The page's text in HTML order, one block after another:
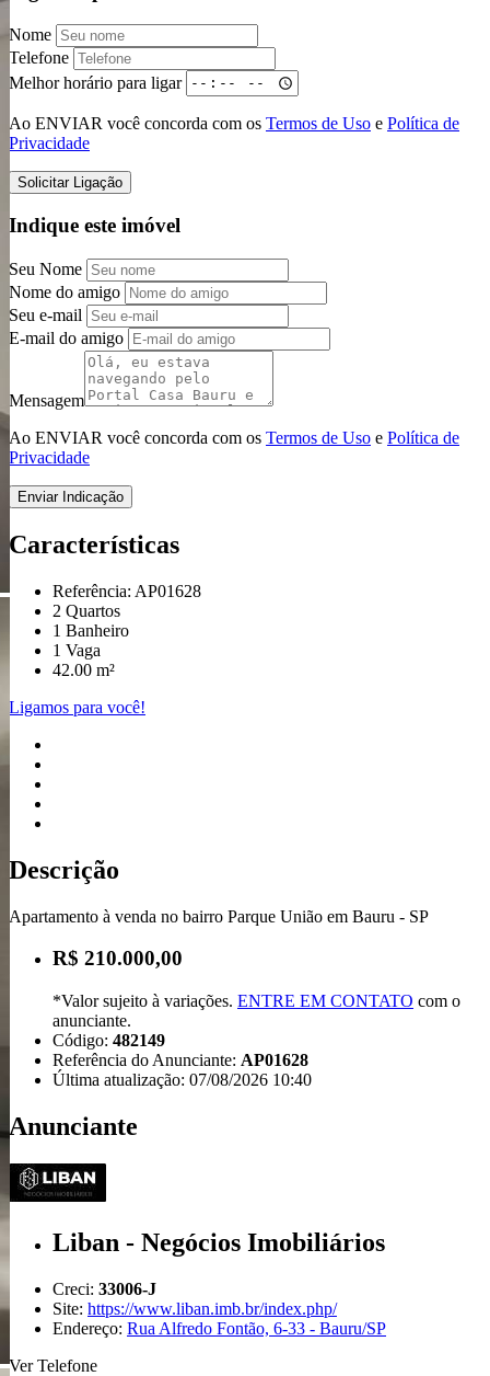
Nome
Telefone
Melhor horário para ligar
Ao ENVIAR você concorda com os Termos de Uso e Política de
Privacidade
Solicitar Ligação
Indique este imóvel
Seu Nome
Nome do amigo
Seu e-mail
E-mail do amigo
Mensagem
Ao ENVIAR você concorda com os Termos de Uso e Política de
Privacidade
Enviar Indicação
Características
Referência: AP01628
2 Quartos
1 Banheiro
1 Vaga
42.00 m²
Ligamos para você!
Descrição
Apartamento à venda no bairro Parque União em Bauru - SP
R$ 210.000,00
*Valor sujeito à variações. ENTRE EM CONTATO com o
anunciante.
Código: 482149
Referência do Anunciante: AP01628
Última atualização: 07/08/2026 10:40
Anunciante
Liban - Negócios Imobiliários
Creci: 33006-J
Site: https://www.liban.imb.br/index.php/
Endereço: Rua Alfredo Fontão, 6-33 - Bauru/SP
Ver Telefone